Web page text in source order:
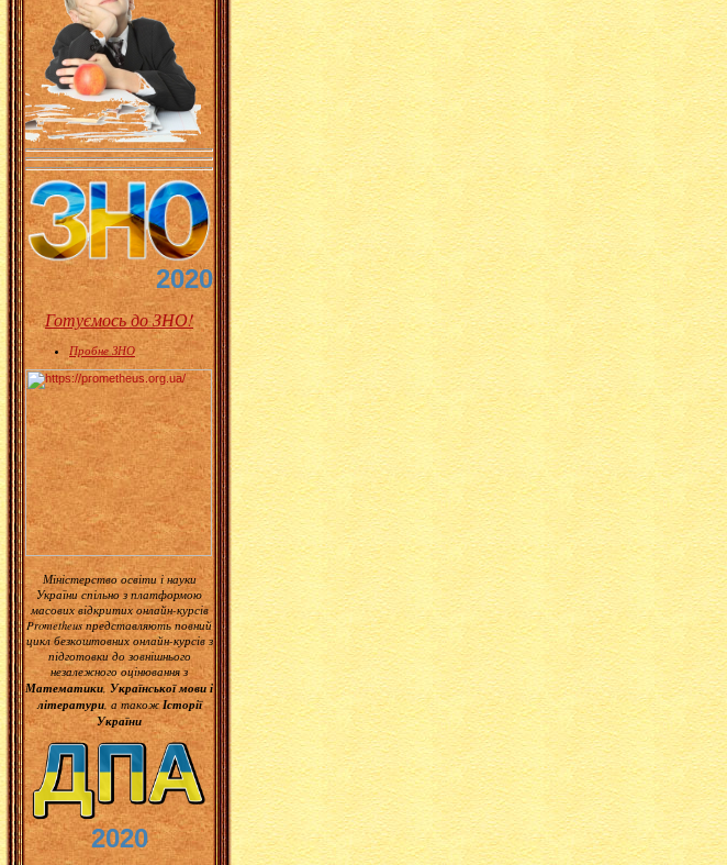
2020
Готуємось до ЗНО!
Пробне ЗНО
Міністерство освіти і науки
України спільно з платформою
масових відкритих онлайн-курсів
Prometheus представляють повний
цикл безкоштовних онлайн-курсів з
підготовки до зовнішнього
незалежного оцінювання з
Математики, Української мови і
літератури, а такожІсторії
України
2020